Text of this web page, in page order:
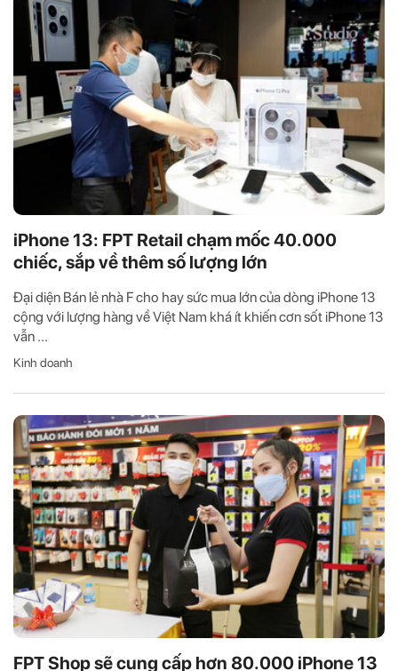
iPhone 13: FPT Retail chạm mốc 40.000
chiếc, sắp về thêm số lượng lớn
Đại diện Bán lẻ nhà F cho hay sức mua lớn của dòng iPhone 13
cộng với lượng hàng về Việt Nam khá ít khiến cơn sốt iPhone 13
vẫn ...
Kinh doanh
FPT Shop sẽ cung cấp hơn 80.000 iPhone 13